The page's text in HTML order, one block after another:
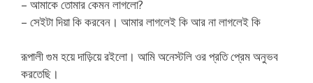
– আমাকে তোমার কেমন লাগলো?
– সেইটা দিয়া কি করবেন। আমার লাগলেই কি আর না লাগলেই কি
রূপালী গুম হয়ে দাড়িয়ে রইলো। আমি অনেস্টলি ওর প্রতি প্রেম অনুভব
করতেছি।